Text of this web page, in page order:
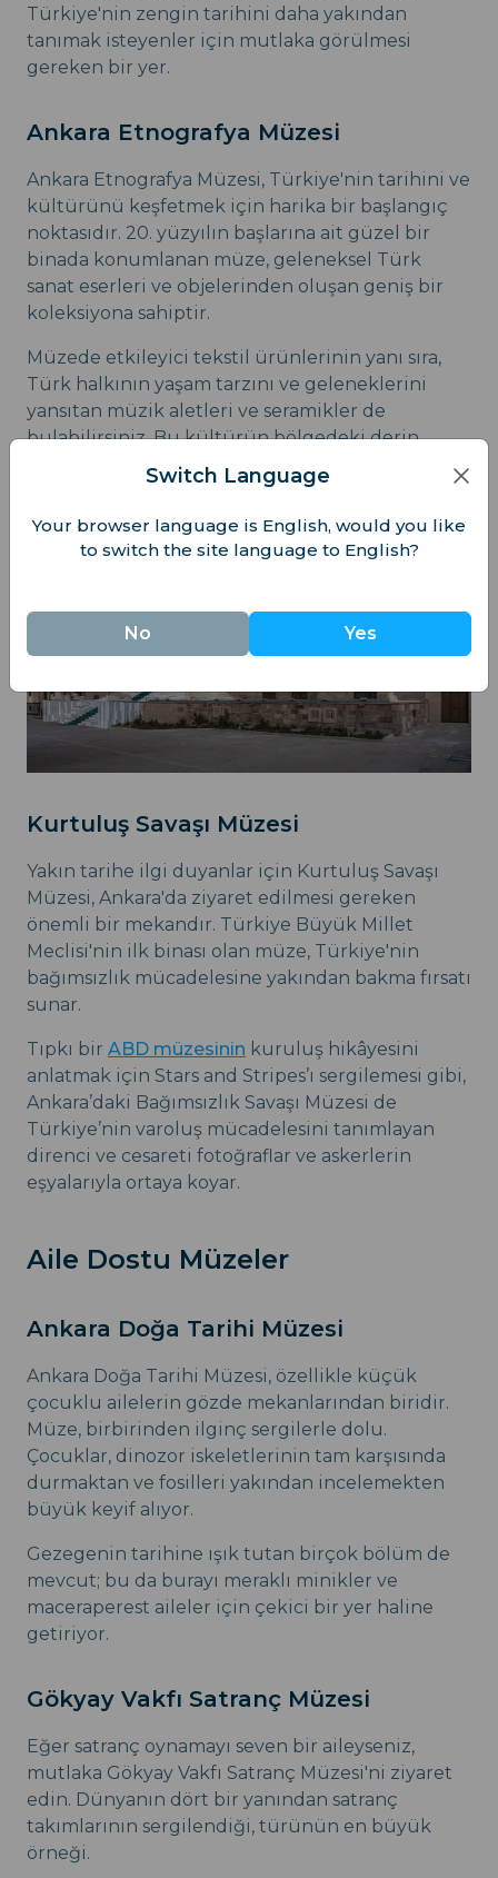
Türkiye'nin zengin tarihini daha yakından
tanımak isteyenler için mutlaka görülmesi
gereken bir yer.
Ankara Etnografya Müzesi
Ankara Etnografya Müzesi, Türkiye'nin tarihini ve
kültürünü keşfetmek için harika bir başlangıç
noktasıdır. 20. yüzyılın başlarına ait güzel bir
binada konumlanan müze, geleneksel Türk
sanat eserleri ve objelerinden oluşan geniş bir
koleksiyona sahiptir.
Müzede etkileyici tekstil ürünlerinin yanı sıra,
Türk halkının yaşam tarzını ve geleneklerini
yansıtan müzik aletleri ve seramikler de
bulabilirsiniz. Bu kültürün bölgedeki derin
köklerini keşfetmek her tarih meraklısının
Kurtuluş Savaşı Müzesi
Yakın tarihe ilgi duyanlar için Kurtuluş Savaşı
Müzesi, Ankara'da ziyaret edilmesi gereken
önemli bir mekandır. Türkiye Büyük Millet
Meclisi'nin ilk binası olan müze, Türkiye'nin
bağımsızlık mücadelesine yakından bakma fırsatı
sunar.
Tıpkı bir ABD müzesinin kuruluş hikâyesini
anlatmak için Stars and Stripes’ı sergilemesi gibi,
Ankara’daki Bağımsızlık Savaşı Müzesi de
Türkiye’nin varoluş mücadelesini tanımlayan
direnci ve cesareti fotoğraflar ve askerlerin
eşyalarıyla ortaya koyar.
Aile Dostu Müzeler
Ankara Doğa Tarihi Müzesi
Ankara Doğa Tarihi Müzesi, özellikle küçük
çocuklu ailelerin gözde mekanlarından biridir.
Müze, birbirinden ilginç sergilerle dolu.
Çocuklar, dinozor iskeletlerinin tam karşısında
durmaktan ve fosilleri yakından incelemekten
büyük keyif alıyor.
Gezegenin tarihine ışık tutan birçok bölüm de
mevcut; bu da burayı meraklı minikler ve
maceraperest aileler için çekici bir yer haline
getiriyor.
Gökyay Vakfı Satranç Müzesi
Eğer satranç oynamayı seven bir aileyseniz,
mutlaka Gökyay Vakfı Satranç Müzesi'ni ziyaret
edin. Dünyanın dört bir yanından satranç
takımlarının sergilendiği, türünün en büyük
örneği.
Switch Language
Your browser language is English, would you like
to switch the site language to English?
No Yes